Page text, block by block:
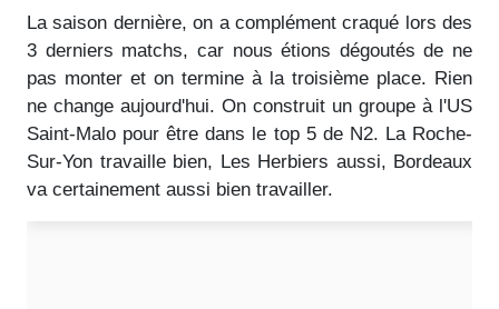
La saison dernière, on a complément craqué lors des
3 derniers matchs, car nous étions dégoutés de ne
pas monter et on termine à la troisième place. Rien
ne change aujourd'hui. On construit un groupe à l'US
Saint-Malo pour être dans le top 5 de N2. La Roche-
Sur-Yon travaille bien, Les Herbiers aussi, Bordeaux
va certainement aussi bien travailler.